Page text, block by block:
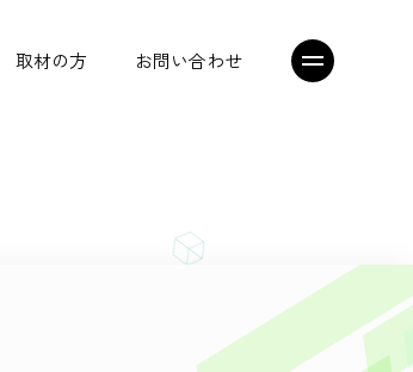
取材の方 お問い合わせ